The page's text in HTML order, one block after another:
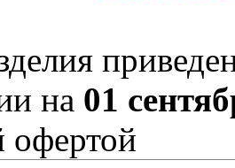
на 01
офертой